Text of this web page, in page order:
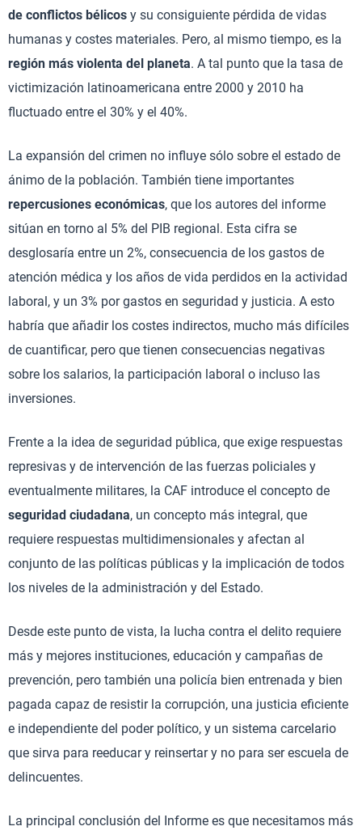
de conflictos bélicos y su consiguiente pérdida de vidas
humanas y costes materiales. Pero, al mismo tiempo, es la
región más violenta del planeta. A tal punto que la tasa de
victimización latinoamericana entre 2000 y 2010 ha
fluctuado entre el 30% y el 40%.
La expansión del crimen no influye sólo sobre el estado de
ánimo de la población. También tiene importantes
repercusiones económicas, que los autores del informe
sitúan en torno al 5% del PIB regional. Esta cifra se
desglosaría entre un 2%, consecuencia de los gastos de
atención médica y los años de vida perdidos en la actividad
laboral, y un 3% por gastos en seguridad y justicia. A esto
habría que añadir los costes indirectos, mucho más difíciles
de cuantificar, pero que tienen consecuencias negativas
sobre los salarios, la participación laboral o incluso las
inversiones.
Frente a la idea de seguridad pública, que exige respuestas
represivas y de intervención de las fuerzas policiales y
eventualmente militares, la CAF introduce el concepto de
seguridad ciudadana, un concepto más integral, que
requiere respuestas multidimensionales y afectan al
conjunto de las políticas públicas y la implicación de todos
los niveles de la administración y del Estado.
Desde este punto de vista, la lucha contra el delito requiere
más y mejores instituciones, educación y campañas de
prevención, pero también una policía bien entrenada y bien
pagada capaz de resistir la corrupción, una justicia eficiente
e independiente del poder político, y un sistema carcelario
que sirva para reeducar y reinsertar y no para ser escuela de
delincuentes.
La principal conclusión del Informe es que necesitamos más